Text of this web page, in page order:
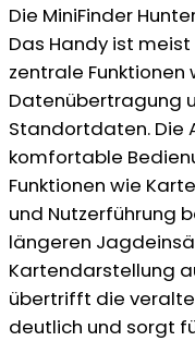
Die MiniFinder
Das Handy ist
zentrale Funktionen
Datenübertragung
Standortdaten. Die
komfortable
Funktionen wie
und Nutzerführung
längeren
Kartendarstellung
übertrifft die
deutlich und sorgt